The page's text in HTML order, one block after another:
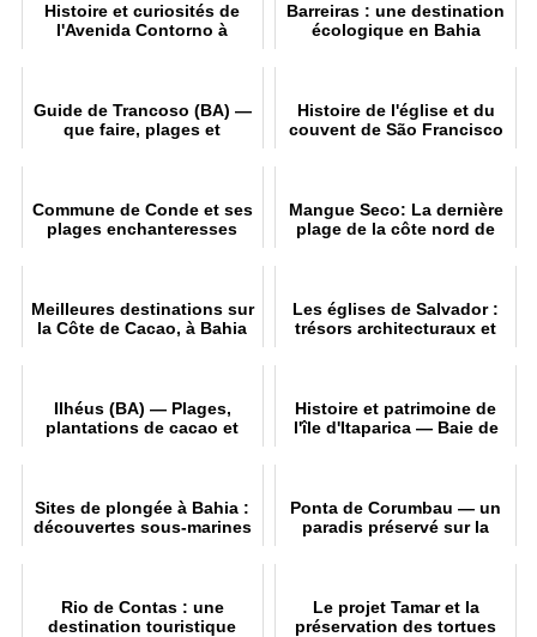
Histoire et curiosités de
l'Avenida Contorno à
Barreiras : une destination
écologique en Bahia
Guide de Trancoso (BA) —
que faire, plages et
Histoire de l'église et du
couvent de São Francisco
Commune de Conde et ses
plages enchanteresses
Mangue Seco: La dernière
plage de la côte nord de
Meilleures destinations sur
la Côte de Cacao, à Bahia
Les églises de Salvador :
trésors architecturaux et
Ilhéus (BA) — Plages,
plantations de cacao et
Histoire et patrimoine de
l'île d'Itaparica — Baie de
Sites de plongée à Bahia :
découvertes sous-marines
Ponta de Corumbau — un
paradis préservé sur la
Rio de Contas : une
destination touristique
Le projet Tamar et la
préservation des tortues